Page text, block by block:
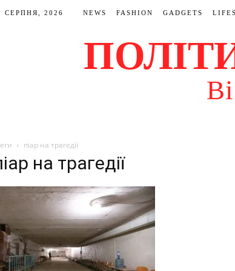
СЕРПНЯ, 2026 NEWS FASHION GADGETS
піар на трагедії
на трагедії